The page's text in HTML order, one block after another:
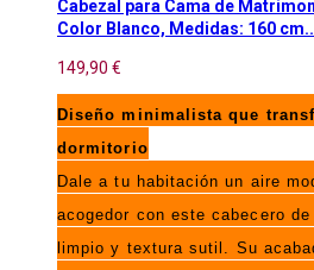
Cabezal para Cama de
Color Blanco, Medidas: 160
149,90 €
Diseño minimalista que
dormitorio
Dale a tu habitación un aire
acogedor con este cabecero de
limpio y textura sutil. Su